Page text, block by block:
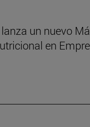
un nuevo
en